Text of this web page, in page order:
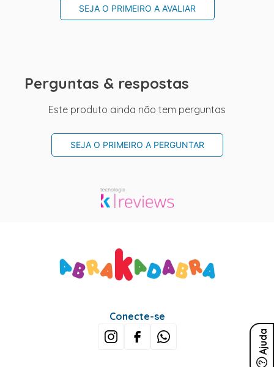
SEJA O PRIMEIRO A AVALIAR
Perguntas & respostas
Este produto ainda não tem perguntas
SEJA O PRIMEIRO A PERGUNTAR
Ajuda
Conecte-se